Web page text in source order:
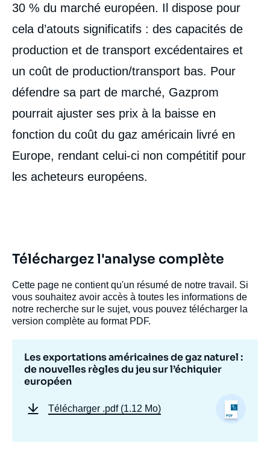
30 % du marché européen. Il dispose pour
cela d’atouts significatifs : des capacités de
production et de transport excédentaires et
un coût de production/transport bas. Pour
défendre sa part de marché, Gazprom
pourrait ajuster ses prix à la baisse en
fonction du coût du gaz américain livré en
Europe, rendant celui-ci non compétitif pour
les acheteurs européens.
Téléchargez l'analyse complète
Cette page ne contient qu'un résumé de notre travail. Si
vous souhaitez avoir accès à toutes les informations de
notre recherche sur le sujet, vous pouvez télécharger la
version complète au format PDF.
Les exportations américaines de gaz naturel :
de nouvelles règles du jeu sur l’échiquier
européen
Télécharger .pdf (1.12 Mo)